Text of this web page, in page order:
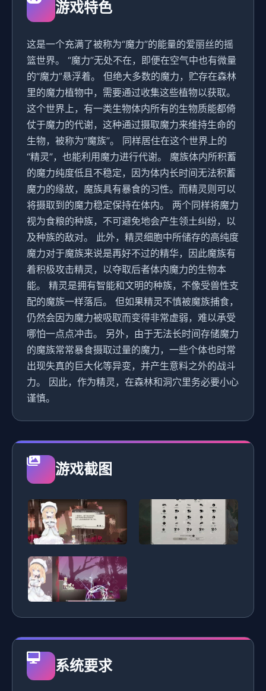
游戏特色
这是一个充满了被称为“魔力”的能量的爱丽丝的摇
篮世界。 “魔力”无处不在，即便在空气中也有微量
的“魔力”悬浮着。 但绝大多数的魔力，贮存在森林
里的魔力植物中，需要通过收集这些植物以获取。
这个世界上，有一类生物体内所有的生物质能都倚
仗于魔力的代谢，这种通过摄取魔力来维持生命的
生物，被称为“魔族”。 同样居住在这个世界上的
“精灵”，也能利用魔力进行代谢。 魔族体内所积蓄
的魔力纯度低且不稳定，因为体内长时间无法积蓄
魔力的缘故，魔族具有暴食的习性。而精灵则可以
将摄取到的魔力稳定保持在体内。 两个同样将魔力
视为食粮的种族，不可避免地会产生领土纠纷，以
及种族的敌对。 此外，精灵细胞中所储存的高纯度
魔力对于魔族来说是再好不过的精华，因此魔族有
着积极攻击精灵，以夺取后者体内魔力的生物本
能。 精灵是拥有智能和文明的种族，不像受兽性支
配的魔族一样落后。 但如果精灵不慎被魔族捕食，
仍然会因为魔力被吸取而变得非常虚弱，难以承受
哪怕一点点冲击。 另外，由于无法长时间存储魔力
的魔族常常暴食摄取过量的魔力，一些个体也时常
出现失真的巨大化等异变，并产生意料之外的战斗
力。 因此，作为精灵，在森林和洞穴里务必要小心
谨慎。
游戏截图
系统要求